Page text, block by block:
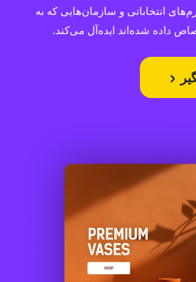
انتخاباتی و سازمان‌هایی که به
داده شده‌اند ایده‌آل می‌کند.